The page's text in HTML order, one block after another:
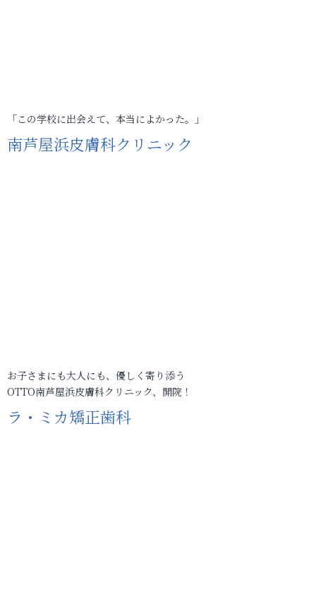
「この学校に出会えて、本当によかった。」
南芦屋浜皮膚科クリニック
お子さまにも大人にも、優しく寄り添う
OTTO南芦屋浜皮膚科クリニック、開院！
ラ・ミカ矯正歯科